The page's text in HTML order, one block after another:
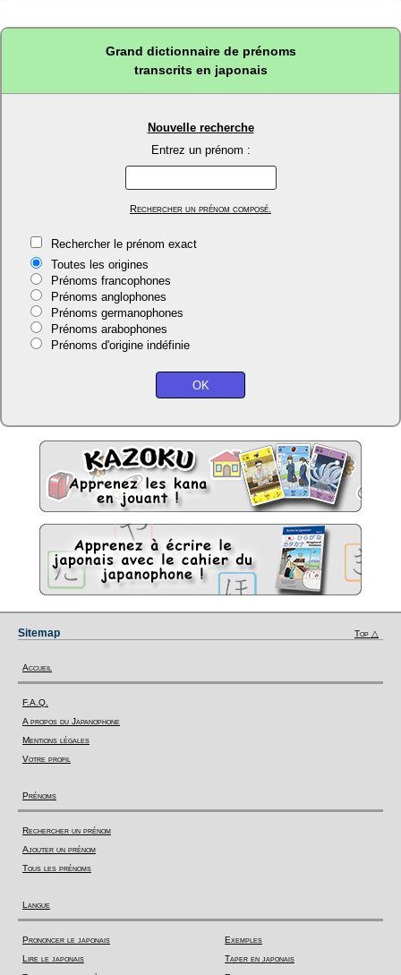
Grand dictionnaire de prénoms
transcrits en japonais
Nouvelle recherche
Entrez un prénom :
Rechercher un prénom composé.
Rechercher le prénom exact
Toutes les origines
Prénoms francophones
Prénoms anglophones
Prénoms germanophones
Prénoms arabophones
Prénoms d'origine indéfinie
Sitemap Top △
Accueil
F.A.Q.
A propos du Japanophone
Mentions légales
Votre profil
Prénoms
Rechercher un prénom
Ajouter un prénom
Tous les prénoms
Langue
Prononcer le japonais
Lire le japonais
Exemples
Taper en japonais